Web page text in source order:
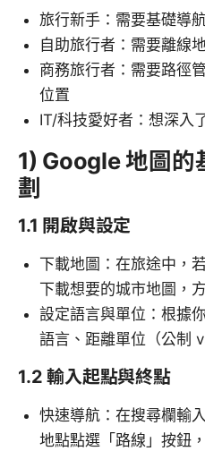
旅行新手：需要基礎導
自助旅行者：需要離線
商務旅行者：需要路徑
位置
IT/科技愛好者：想深入
1) Google 地圖的
劃
1.1 開啟與設定
下載地圖：在旅途中，
下載想要的城市地圖，
設定語言與單位：根據
語言、距離單位（公制
1.2 輸入起點與終點
快速導航：在搜尋欄輸
地點點選「路線」按鈕